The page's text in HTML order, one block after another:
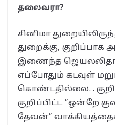
தலைவரா?
சினிமா
துறைக்கு, குறிப்பாக
இணைந்த
எப்போதும் கடவுள்
கொண்டதில்லை. .
குறிப்பிட்ட ”ஒன்றே
தேவன்”